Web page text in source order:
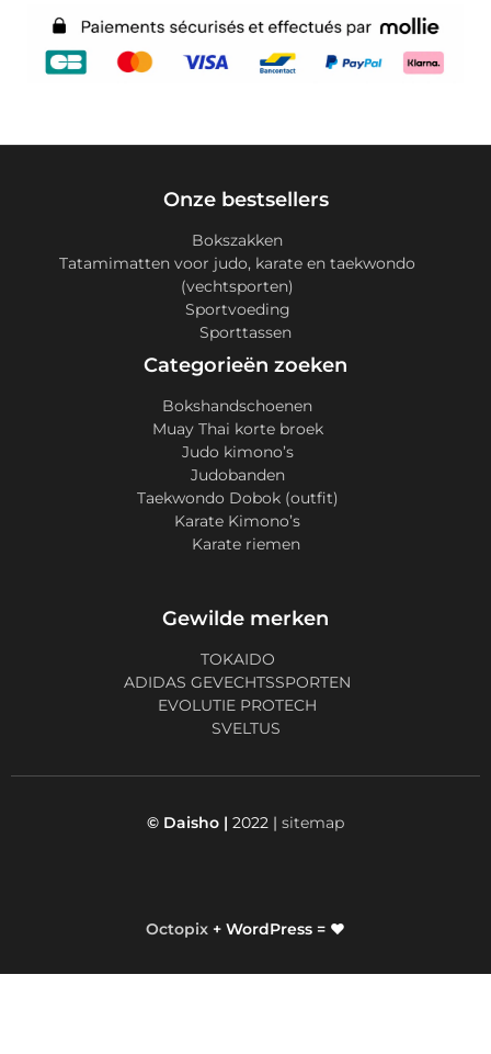
Onze bestsellers
Bokszakken
Tatamimatten voor judo, karate en taekwondo
(vechtsporten)
Sportvoeding
Sporttassen
Categorieën zoeken
Bokshandschoenen
Muay Thai korte broek
Judo kimono’s
Judobanden
Taekwondo Dobok (outfit)
Karate Kimono’s
Karate riemen
Gewilde merken
TOKAIDO
ADIDAS GEVECHTSSPORTEN
EVOLUTIE PROTECH
SVELTUS
© Daisho | 2022 | sitemap
Octopix + WordPress = ❤